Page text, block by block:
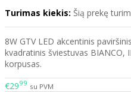
Turimas kiekis: Šią prekę
8W GTV LED akcentinis
kvadratinis šviestuvas BIANCO,
korpusas.
€2999 su PVM